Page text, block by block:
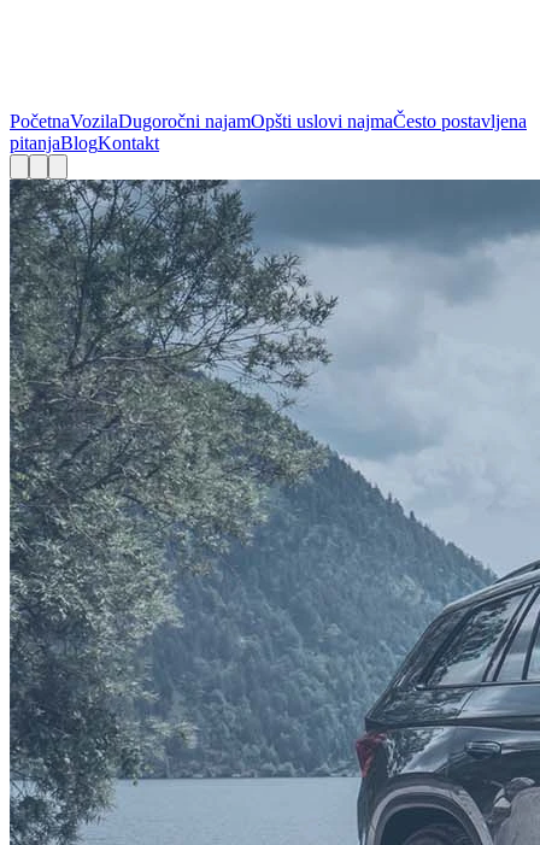
PočetnaVozilaDugoročni najamOpšti uslovi najmaČesto postavljena
pitanjaBlogKontakt